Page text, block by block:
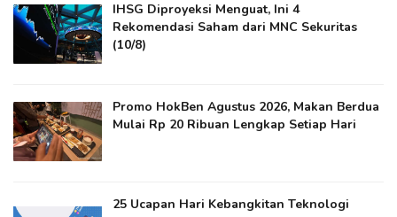
IHSG Diproyeksi Menguat, Ini 4
Rekomendasi Saham dari MNC Sekuritas
(10/8)
Promo HokBen Agustus 2026, Makan Berdua
Mulai Rp 20 Ribuan Lengkap Setiap Hari
25 Ucapan Hari Kebangkitan Teknologi